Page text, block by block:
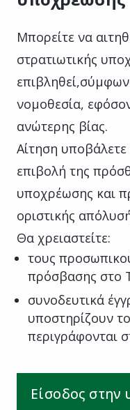
Μπορείτε να
στρατιωτικής
νομοθεσία,
ανώτερης βίας.
Αίτηση
επιβολή της
υποχρέωσης και
οριστικής
Θα χρειαστείτε:
τους
πρόσβασης στο
συνοδευτικά
υποστηρίζουν
περιγράφονται
Είσοδος στην